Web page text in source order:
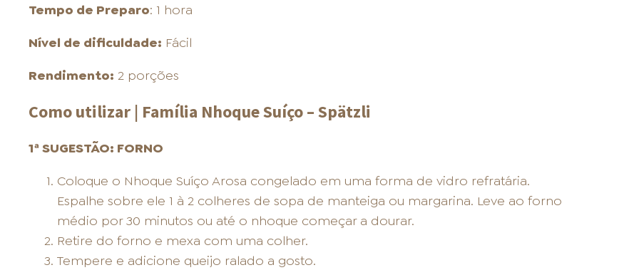
Tempo de Preparo: 1 hora
Nível de dificuldade: Fácil
Rendimento: 2 porções
Como utilizar | Família Nhoque Suíço – Spätzli
1ª SUGESTÃO: FORNO
Coloque o Nhoque Suíço Arosa congelado em uma forma de vidro refratária.
Espalhe sobre ele 1 à 2 colheres de sopa de manteiga ou margarina. Leve ao forno
médio por 30 minutos ou até o nhoque começar a dourar.
Retire do forno e mexa com uma colher.
Tempere e adicione queijo ralado a gosto.